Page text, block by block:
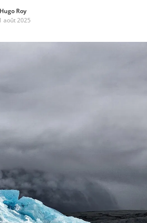
Hugo Roy
août 2025